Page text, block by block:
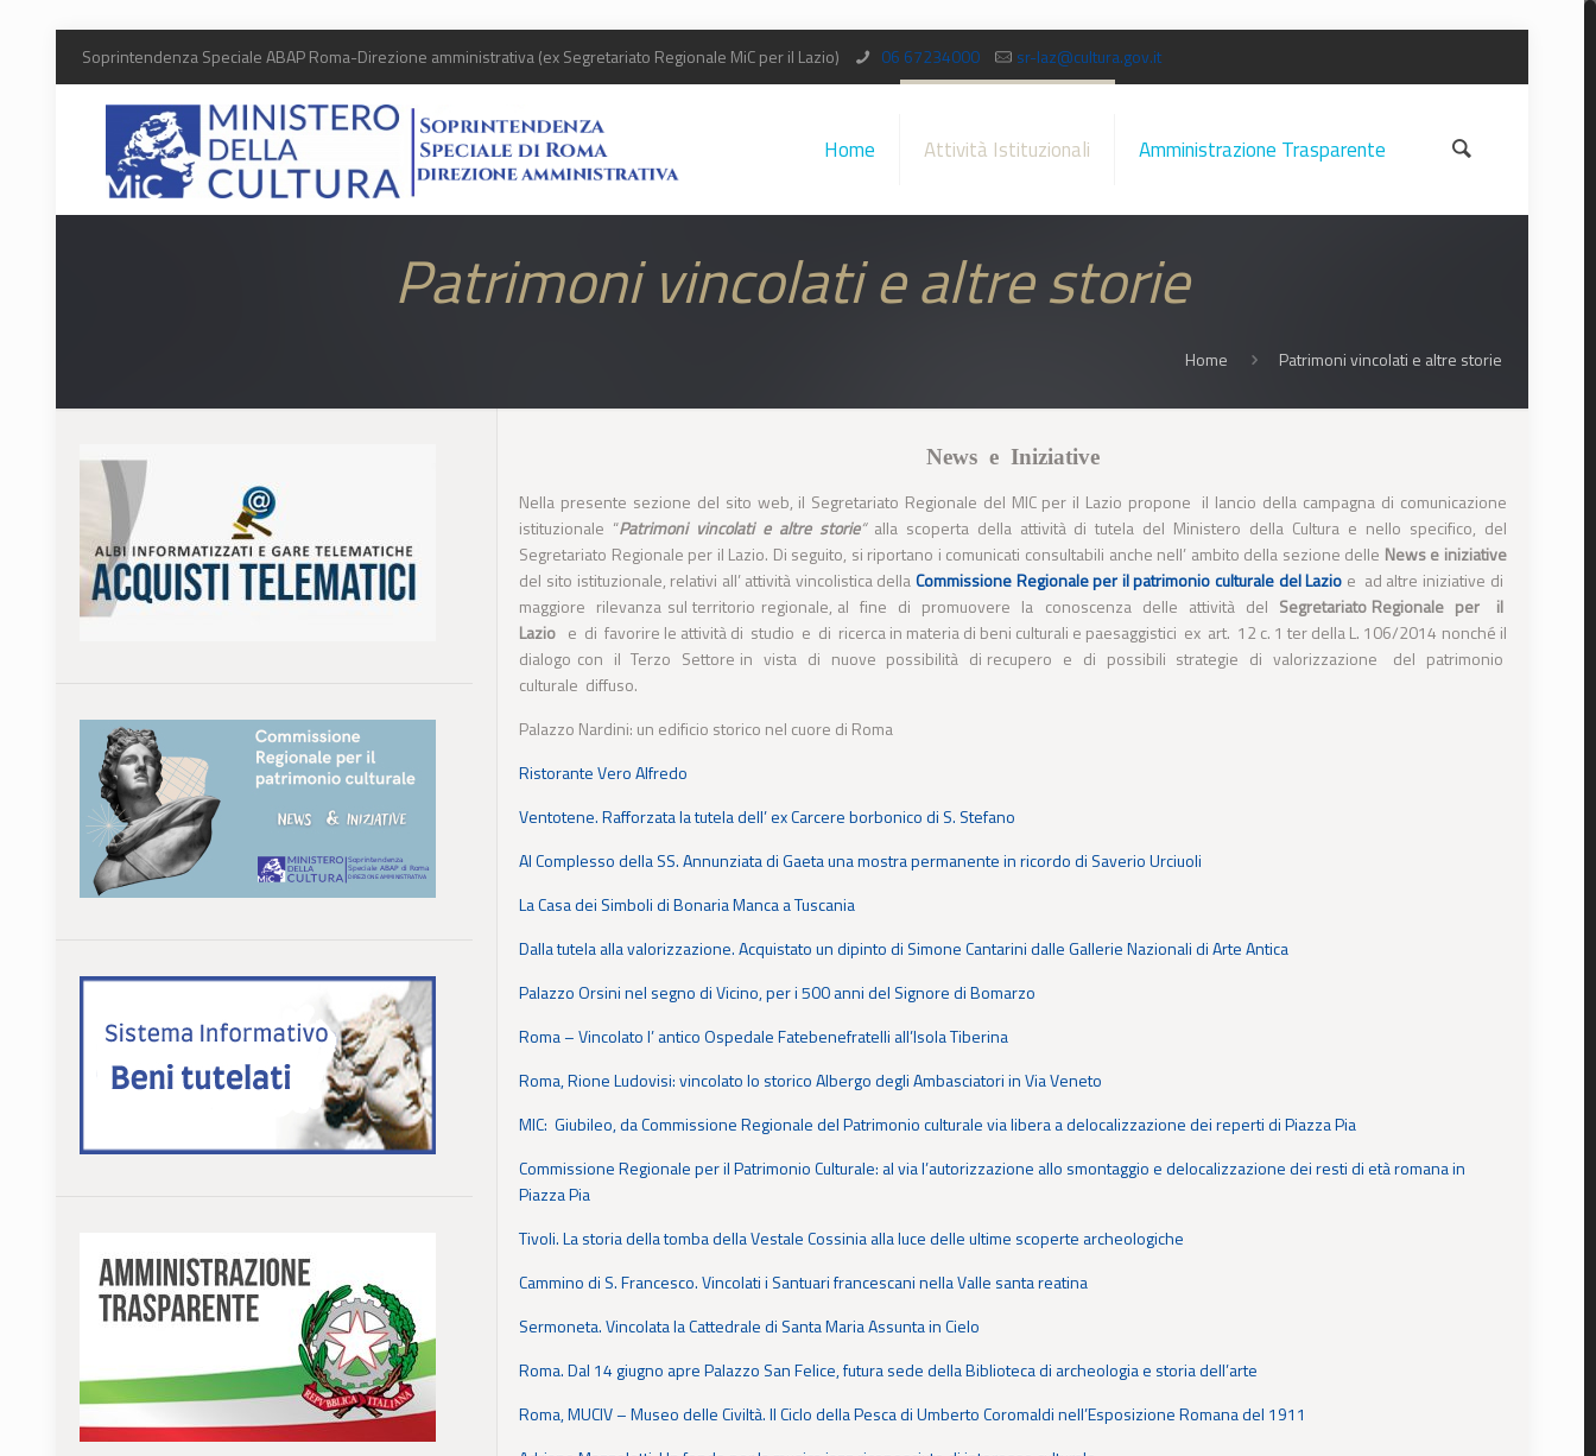
Soprintendenza Speciale ABAP Roma-Direzione amministrativa (ex Segretariato Regionale MiC per il Lazio) 06 67234000 sr-laz@cultura.gov.it
Home Attività Istituzionali Amministrazione Trasparente
Patrimoni vincolati e altre storie
Home Patrimoni vincolati e altre storie
News e Iniziative
Nella presente sezione del sito web, il Segretariato Regionale del MIC per il Lazio propone il lancio della campagna di comunicazione
istituzionale “Patrimoni vincolati e altre storie“alla scoperta della attività di tutela del Ministero della Cultura e nello specifico, del
Segretariato Regionale per il Lazio. Di seguito, si riportano i comunicati consultabili anche nell’ ambito della sezione delle News e iniziative
del sito istituzionale, relativi all’ attività vincolistica dellaCommissione Regionale per il patrimonio culturale del Lazio e ad altre iniziative di
maggiore rilevanza sul territorio regionale, al fine di promuovere la conoscenza delle attività del Segretariato Regionale per il
Lazio e di favorire le attività di studio e di ricerca in materia di beni culturali e paesaggistici ex art. 12 c. 1 ter della L. 106/2014 nonché il
dialogo con il Terzo Settore in vista di nuove possibilità di recupero e di possibili strategie di valorizzazione del patrimonio
culturale diffuso.
Palazzo Nardini: un edificio storico nel cuore di Roma
Ristorante Vero Alfredo
Ventotene. Rafforzata la tutela dell’ ex Carcere borbonico di S. Stefano
Al Complesso della SS. Annunziata di Gaeta una mostra permanente in ricordo di Saverio Urciuoli
La Casa dei Simboli di Bonaria Manca a Tuscania
Dalla tutela alla valorizzazione. Acquistato un dipinto di Simone Cantarini dalle Gallerie Nazionali di Arte Antica
Palazzo Orsini nel segno di Vicino, per i 500 anni del Signore di Bomarzo
Roma – Vincolato l’ antico Ospedale Fatebenefratelli all’Isola Tiberina
Roma, Rione Ludovisi: vincolato lo storico Albergo degli Ambasciatori in Via Veneto
MIC: Giubileo, da Commissione Regionale del Patrimonio culturale via libera a delocalizzazione dei reperti di Piazza Pia
Commissione Regionale per il Patrimonio Culturale: al via l’autorizzazione allo smontaggio e delocalizzazione dei resti di età romana in
Piazza Pia
Tivoli. La storia della tomba della Vestale Cossinia alla luce delle ultime scoperte archeologiche
Cammino di S. Francesco. Vincolati i Santuari francescani nella Valle santa reatina
Sermoneta. Vincolata la Cattedrale di Santa Maria Assunta in Cielo
Roma. Dal 14 giugno apre Palazzo San Felice, futura sede della Biblioteca di archeologia e storia dell’arte
Roma, MUCIV – Museo delle Civiltà. Il Ciclo della Pesca di Umberto Coromaldi nell’Esposizione Romana del 1911